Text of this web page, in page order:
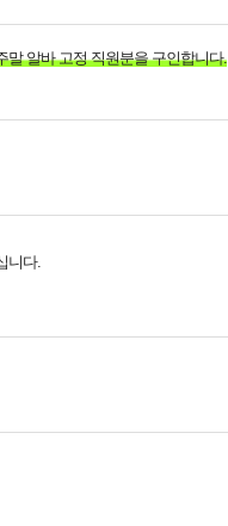
말 알바 고정 직원분을 구인합니다.
니다.